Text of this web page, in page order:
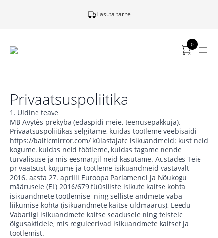
Tasuta tarne
0
Privaatsuspoliitika
1. Üldine teave
MB Avytės prekyba (edaspidi meie, teenusepakkuja).
Privaatsuspoliitikas selgitame, kuidas töötleme veebisaidi
https://balticmirror.com/ külastajate isikuandmeid: kust neid
kogume, kuidas neid töötleme, kuidas tagame nende
turvalisuse ja mis eesmärgil neid kasutame. Austades Teie
privaatsust kogume ja töötleme isikuandmeid vastavalt
2016. aasta 27. aprilli Euroopa Parlamendi ja Nõukogu
määrusele (EL) 2016/679 füüsiliste isikute kaitse kohta
isikuandmete töötlemisel ning selliste andmete vaba
liikumise kohta (isikuandmete kaitse üldmäärus), Leedu
Vabariigi isikuandmete kaitse seadusele ning teistele
õigusaktidele, mis reguleerivad isikuandmete kaitset ja
töötlemist.